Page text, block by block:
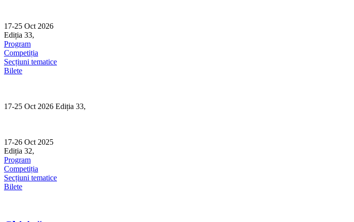
content
17-25 Oct 2026
Ediția 33,
Program
Competiția
Secțiuni tematice
Bilete
17-25 Oct 2026 Ediția 33,
17-26 Oct 2025
Ediția 32,
Program
Competiția
Secțiuni tematice
Bilete